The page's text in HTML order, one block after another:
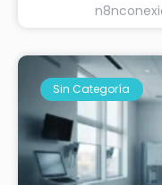
Sin Categoría